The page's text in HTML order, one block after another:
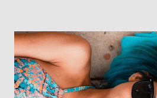
que las crisis dejan. Por otra parte, el
completamente irracional, ya que
lo que se vuelve un fácil y susceptible
Y dado que las emociones pueden